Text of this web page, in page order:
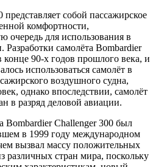
собой пассажирское
комфортности,
очередь для использования в
Разработки самолёта Bombardier
конце 90-х годов прошлого века, и
использоваться самолёт в
воздушного судна,
однако впоследствии, самолёт
в разряд деловой авиации.
Bombardier Challenger 300 был
в 1999 году международном
вызвал массу положительных
различных стран мира, поскольку